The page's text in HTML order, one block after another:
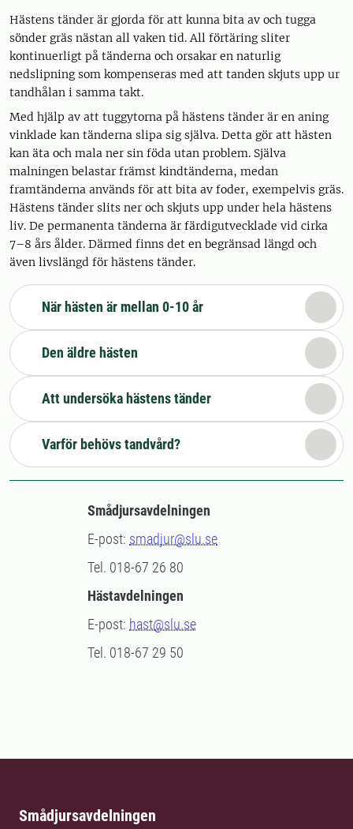
Hästens tänder är gjorda för att kunna bita av och tugga
sönder gräs nästan all vaken tid. All förtäring sliter
kontinuerligt på tänderna och orsakar en naturlig
nedslipning som kompenseras med att tanden skjuts upp ur
tandhålan i samma takt.
Med hjälp av att tuggytorna på hästens tänder är en aning
vinklade kan tänderna slipa sig själva. Detta gör att hästen
kan äta och mala ner sin föda utan problem. Själva
malningen belastar främst kindtänderna, medan
framtänderna används för att bita av foder, exempelvis gräs.
Hästens tänder slits ner och skjuts upp under hela hästens
liv. De permanenta tänderna är färdigutvecklade vid cirka
7–8 års ålder. Därmed finns det en begränsad längd och
även livslängd för hästens tänder.
När hästen är mellan 0-10 år
Den äldre hästen
Att undersöka hästens tänder
Varför behövs tandvård?
Smådjursavdelningen
E-post: smadjur@slu.se
Tel. 018-67 26 80
Hästavdelningen
E-post: hast@slu.se
Tel. 018-67 29 50
Smådjursavdelningen